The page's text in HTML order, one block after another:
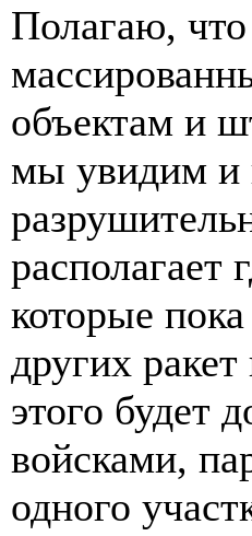
Полагаю,
объектам и
мы увидим и
располагает
которые
других
этого будет
войсками,
одного